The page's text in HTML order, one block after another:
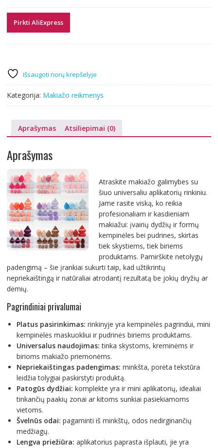
Pirkti AliExpress
Išsaugoti norų krepšelyje
Kategorija: Makiažo reikmenys
Aprašymas Atsiliepimai (0)
Aprašymas
Atraskite makiažo galimybes su
šiuo universaliu aplikatorių rinkiniu.
Jame rasite viską, ko reikia
profesionaliam ir kasdieniam
makiažui: įvairių dydžių ir formų
kempinėles bei pudrines, skirtas
tiek skystiems, tiek biriems
produktams. Pamirškite netolygų
padengimą – šie įrankiai sukurti taip, kad užtikrintų
nepriekaištingą ir natūraliai atrodantį rezultatą be jokių dryžių ar
dėmių.
Pagrindiniai privalumai
Platus pasirinkimas: rinkinyje yra kempinėlės pagrindui, mini
kempinėlės maskuokliui ir pudrinės biriems produktams.
Universalus naudojimas: tinka skystoms, kreminėms ir
birioms makiažo priemonėms.
Nepriekaištingas padengimas: minkšta, porėta tekstūra
leidžia tolygiai paskirstyti produktą.
Patogūs dydžiai: komplekte yra ir mini aplikatorių, idealiai
tinkančių paakių zonai ar kitoms sunkiai pasiekiamoms
vietoms.
Švelnūs odai: pagaminti iš minkštų, odos nedirginančių
medžiagų.
Lengva priežiūra: aplikatorius paprasta išplauti, jie yra